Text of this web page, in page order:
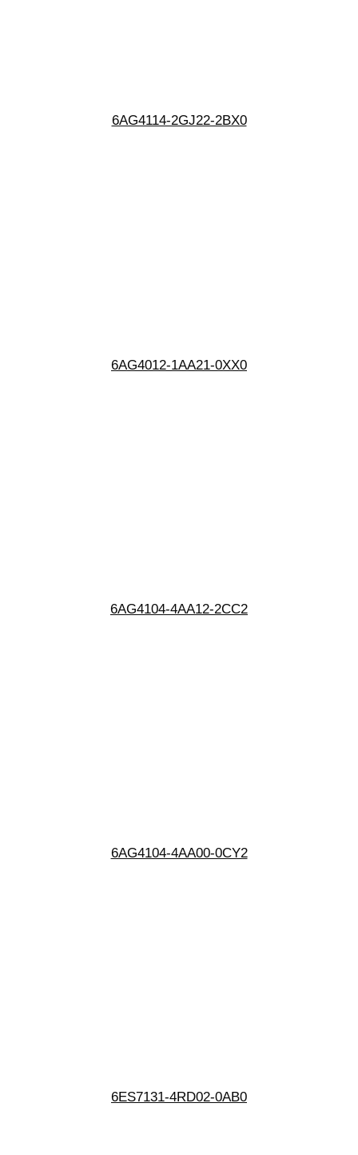
6AG4114-2GJ22-2BX0
6AG4012-1AA21-0XX0
6AG4104-4AA12-2CC2
6AG4104-4AA00-0CY2
6ES7131-4RD02-0AB0